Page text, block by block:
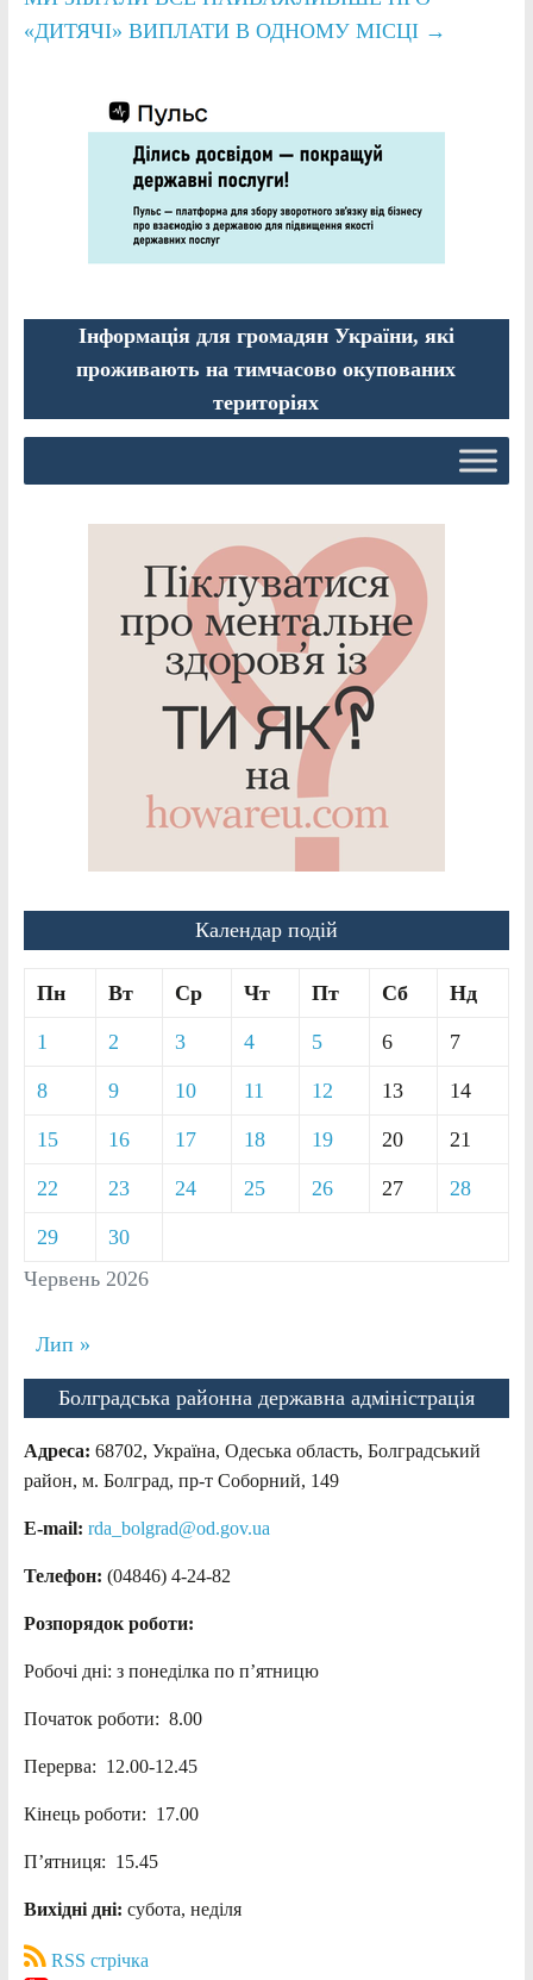
«ДИТЯЧІ» ВИПЛАТИ В ОДНОМУ МІСЦІ →
Інформація для громадян України, які
проживають на тимчасово окупованих
територіях
Календар подій
Червень 2026
Пн Вт Ср Чт Пт Сб Нд
1 2 3 4 5 6 7
8 9 10 11 12 13 14
15 16 17 18 19 20 21
22 23 24 25 26 27 28
29 30
Лип »
Болградська районна державна адміністрація
Адреса: 68702, Україна, Одеська область, Болградський
район, м. Болград, пр-т Соборний, 149
E-mail: rda_bolgrad@od.gov.ua
Телефон: (04846) 4-24-82
Розпорядок роботи:
Робочі дні: з понеділка по п’ятницю
Початок роботи: 8.00
Перерва: 12.00-12.45
Кінець роботи: 17.00
П’ятниця: 15.45
Вихідні дні: субота, неділя
RSS стрічка